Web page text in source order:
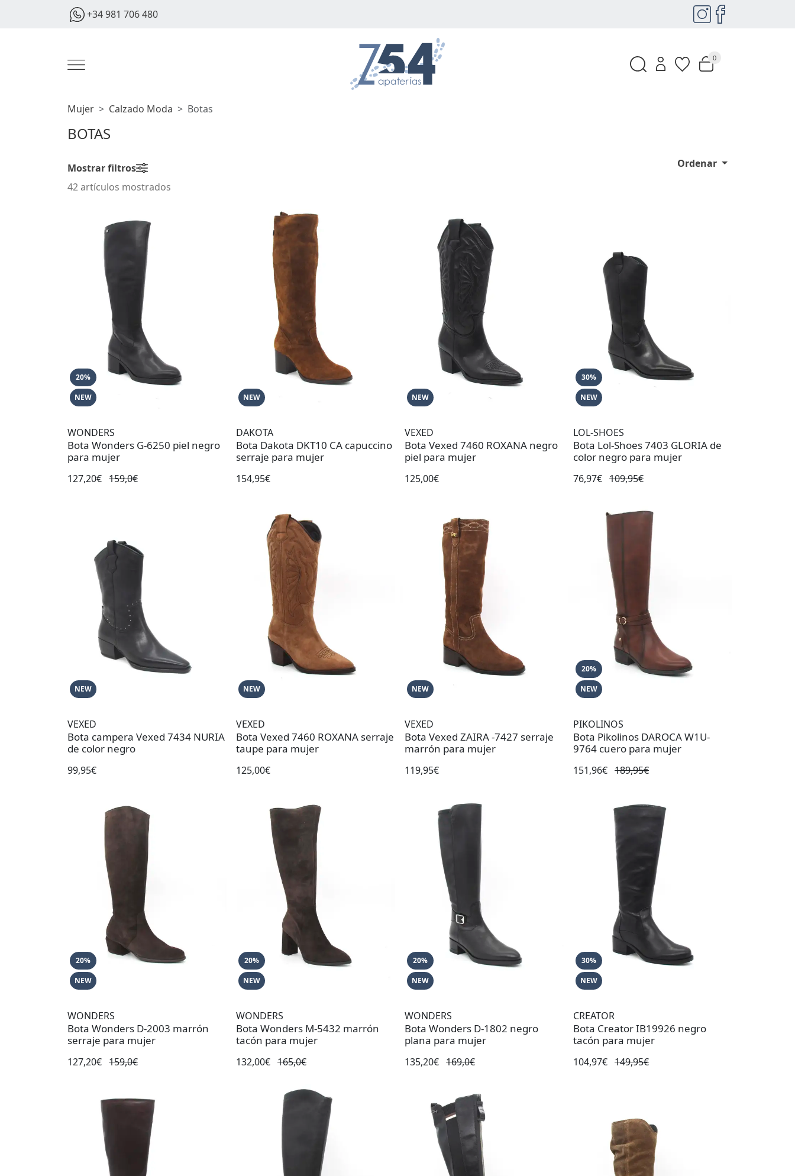
+34 981 706 480
0
Mujer Calzado Moda Botas
BOTAS
Mostrar filtros
Ordenar
42 artículos mostrados
20%
NEW
WONDERS
Bota Wonders G-6250 piel negro
para mujer
127,20€ 159,0€
NEW
DAKOTA
Bota Dakota DKT10 CA capuccino
serraje para mujer
154,95€
NEW
VEXED
Bota Vexed 7460 ROXANA negro
piel para mujer
125,00€
30%
NEW
LOL-SHOES
Bota Lol-Shoes 7403 GLORIA de
color negro para mujer
76,97€ 109,95€
NEW
VEXED
Bota campera Vexed 7434 NURIA
de color negro
99,95€
NEW
VEXED
Bota Vexed 7460 ROXANA serraje
taupe para mujer
125,00€
NEW
VEXED
Bota Vexed ZAIRA -7427 serraje
marrón para mujer
119,95€
20%
NEW
PIKOLINOS
Bota Pikolinos DAROCA W1U-
9764 cuero para mujer
151,96€ 189,95€
20%
NEW
WONDERS
Bota Wonders D-2003 marrón
serraje para mujer
127,20€ 159,0€
20%
NEW
WONDERS
Bota Wonders M-5432 marrón
tacón para mujer
132,00€ 165,0€
20%
NEW
WONDERS
Bota Wonders D-1802 negro
plana para mujer
135,20€ 169,0€
30%
NEW
CREATOR
Bota Creator IB19926 negro
tacón para mujer
104,97€ 149,95€